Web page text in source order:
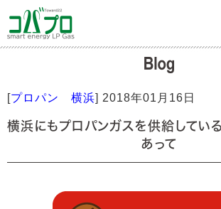
[プロパン 横浜] 2018年01月16日
横浜にもプロパンガスを供給してい
あって